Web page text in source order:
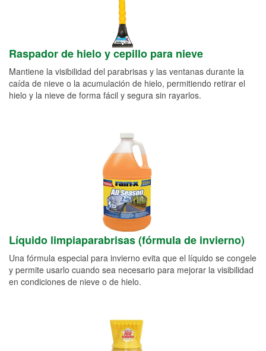
Raspador de hielo y cepillo para nieve
Mantiene la visibilidad del parabrisas y las ventanas durante la
caída de nieve o la acumulación de hielo, permitiendo retirar el
hielo y la nieve de forma fácil y segura sin rayarlos.
Líquido limpiaparabrisas (fórmula de invierno)
Una fórmula especial para invierno evita que el líquido se congele
y permite usarlo cuando sea necesario para mejorar la visibilidad
en condiciones de nieve o de hielo.